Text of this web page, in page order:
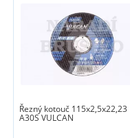
Řezný kotouč 115x2,5x22,23
A30S VULCAN